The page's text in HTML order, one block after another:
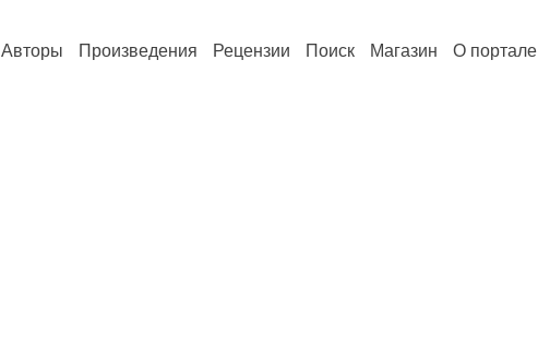
Авторы Произведения Рецензии Поиск Магазин О портале